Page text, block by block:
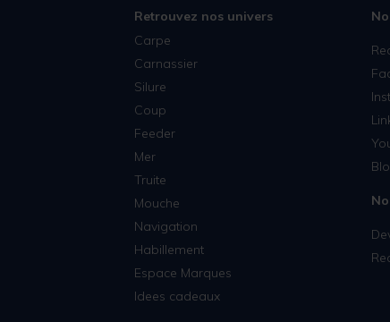
Retrouvez nos univers
Carpe
Carnassier
Silure
Coup
Feeder
Mer
Truite
Mouche
Navigation
Habillement
Espace Marques
Idees cadeaux